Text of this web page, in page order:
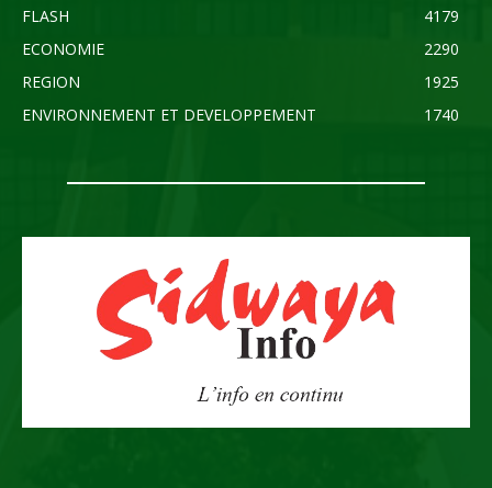
FLASH
4179
ECONOMIE
2290
REGION
1925
ENVIRONNEMENT ET DEVELOPPEMENT
1740